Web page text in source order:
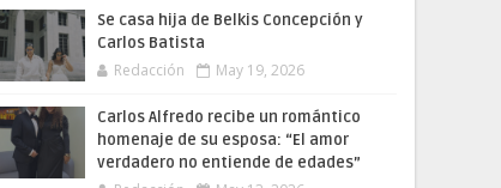
Se casa hija de Belkis Concepción y
Carlos Batista
Redacción May 19, 2026
Carlos Alfredo recibe un romántico
homenaje de su esposa: “El amor
verdadero no entiende de edades”